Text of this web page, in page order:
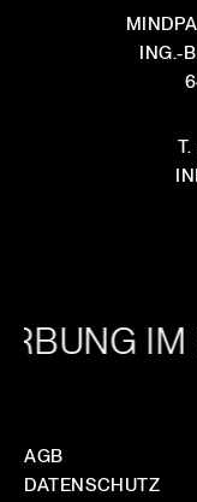
WIE LÄUFT EINE
IST DAS
KOSTENLOS UND
WO ARBEITET IHR
WIRD VOM
ARBEITET IHR
UNSERER MARKE
ING.-
T.
AGB
DATENSCHUTZ
IM